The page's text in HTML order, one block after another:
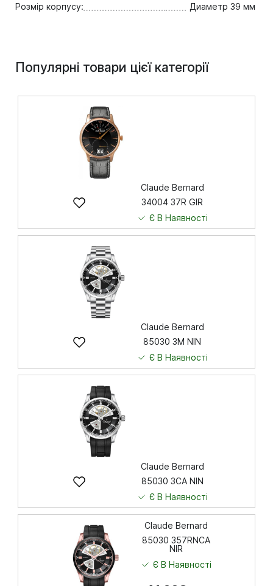
Розмір корпусу:
Диаметр 39 мм
Популярні товари цієї категорії
Claude Bernard
34004 37R GIR
Є В Наявності
Claude Bernard
85030 3M NIN
Є В Наявності
Claude Bernard
85030 3CA NIN
Є В Наявності
39 117 грн
Купити
Claude Bernard
85030 357RNCA
NIR
Є В Наявності